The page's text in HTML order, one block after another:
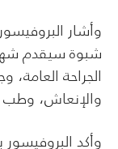
وأشار
شبوة سيقدم
الجراحة العامة،
والإنعاش، وطب
وأكد